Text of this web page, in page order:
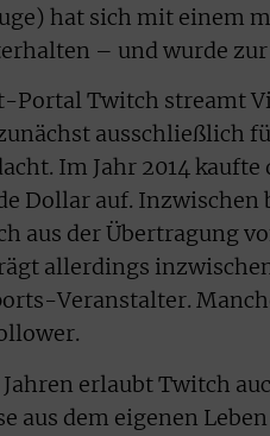
hat sich mit einem
– und wurde
Portal Twitch streamt
zunächst ausschließlich
Im Jahr 2014
Dollar auf. Inzwischen
aus der Übertragung
allerdings
Veranstalter.
erlaubt Twitch
aus dem eigenen